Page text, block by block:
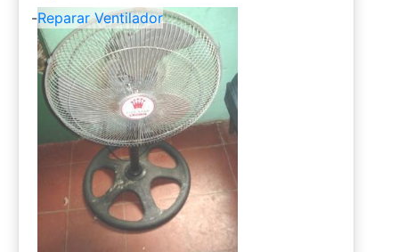
-Reparar Ventilador